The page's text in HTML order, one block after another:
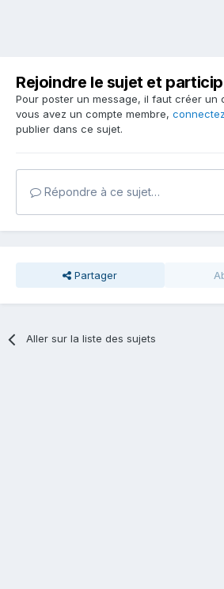
Rejoindre le sujet et
Pour poster un message, il faut créer un
vous avez un compte membre,
publier dans ce sujet.
Répondre à ce sujet…
Partager
Aller sur la liste des sujets